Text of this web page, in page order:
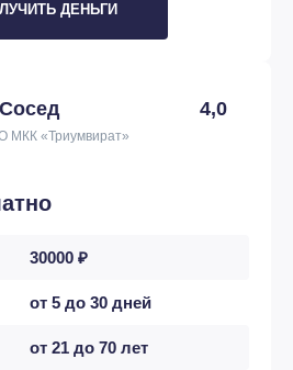
ДЕНЬГИ
4,0
МКК «Триумвират»
30000 ₽
от 5 до 30 дней
от 21 до 70 лет